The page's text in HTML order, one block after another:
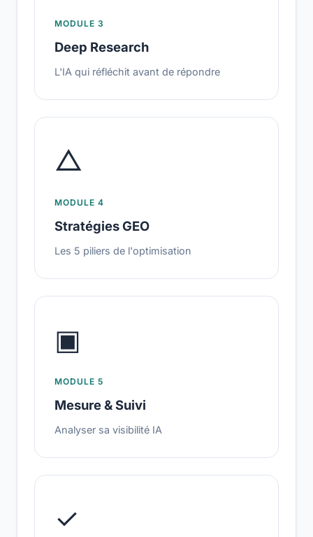
MODULE 3
Deep Research
L'IA qui réfléchit avant de répondre
△
MODULE 4
Stratégies GEO
Les 5 piliers de l'optimisation
▣
MODULE 5
Mesure & Suivi
Analyser sa visibilité IA
✓